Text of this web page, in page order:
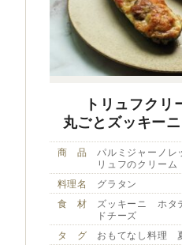
トリュフクリ
丸ごとズッキー
商 品
パルミジャーノレ
リュフのクリーム
料理名
グラタン
食 材
ズッキーニ ホタ
ドチーズ
タ グ
おもてなし料理